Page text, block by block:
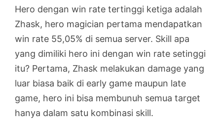
Hero dengan win rate tertinggi ketiga adalah
Zhask, hero magician pertama mendapatkan
win rate 55,05% di semua server. Skill apa
yang dimiliki hero ini dengan win rate setinggi
itu? Pertama, Zhask melakukan damage yang
luar biasa baik di early game maupun late
game, hero ini bisa membunuh semua target
hanya dalam satu kombinasi skill.